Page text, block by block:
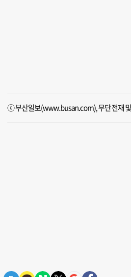
ⓒ 부산일보(www.busan.com), 무단전재